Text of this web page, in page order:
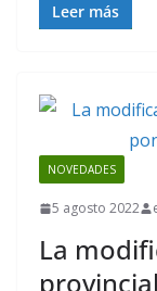
Leer más
NOVEDADES
5 agosto 2022
La